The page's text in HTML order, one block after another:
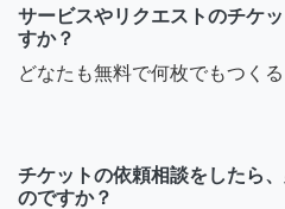
サービスやリクエストのチケ
すか？
どなたも無料で何枚でもつく
チケットの依頼相談をしたら
のですか？